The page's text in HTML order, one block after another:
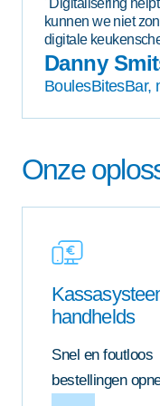
kunnen we niet
digitale
efficiënt te werken
Danny
BoulesBitesBar,
Onze
handhelds
Snel en foutloos
bestellingen